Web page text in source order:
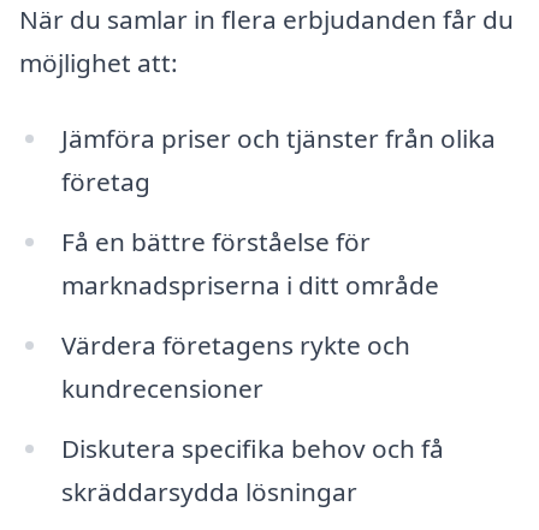
När du samlar in flera erbjudanden får du
möjlighet att:
Jämföra priser och tjänster från olika
företag
Få en bättre förståelse för
marknadspriserna i ditt område
Värdera företagens rykte och
kundrecensioner
Diskutera specifika behov och få
skräddarsydda lösningar